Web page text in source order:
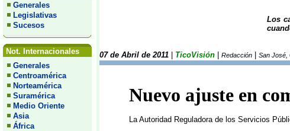
Generales
Legislativas
Sucesos
Not. Internacionales
Generales
Centroamérica
Norteamérica
Suramérica
Medio Oriente
Asia
África
Los
07 de Abril de 2011 TicoVisión Redacción San José,
Nuevo ajuste en
La Autoridad Reguladora de los Servicios